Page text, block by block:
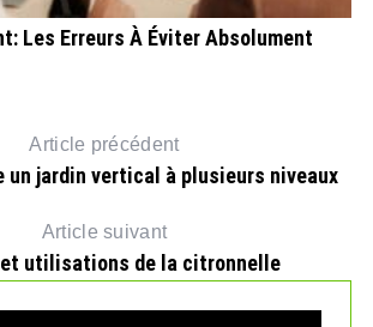
Les Erreurs À Éviter Absolument
Article précédent
un jardin vertical à plusieurs niveaux
Article suivant
utilisations de la citronnelle